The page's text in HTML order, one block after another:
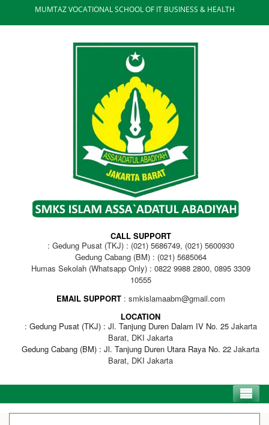
MUMTAZ VOCATIONAL SCHOOL OF IT BUSINESS & HEALTH
CALL SUPPORT
Gedung Pusat (TKJ) : (021) 5686749, (021) 5600930
Gedung Cabang (BM) : (021) 5685064
Humas Sekolah (Whatsapp Only) : 0822 9988 2800, 0895 3309
10555
EMAIL SUPPORT
smkislamaabm@gmail.com
LOCATION
Gedung Pusat (TKJ) : Jl. Tanjung Duren Dalam IV No. 25Jakarta
Barat, DKI Jakarta
Gedung Cabang (BM) : Jl. Tanjung Duren Utara Raya No. 22 Jakarta
Barat, DKI Jakarta